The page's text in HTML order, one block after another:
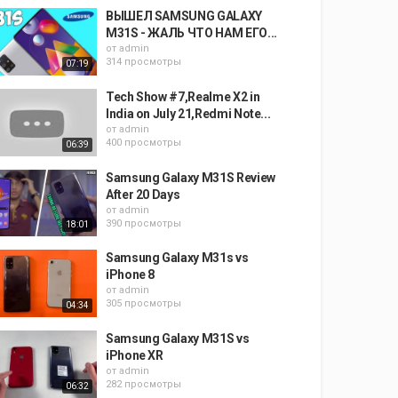
07:19
ВЫШЕЛ SAMSUNG GALAXY
M31S - ЖАЛЬ ЧТО НАМ ЕГО...
от admin
314 просмотры
06:39
Tech Show #7,Realme X2 in
India on July 21,Redmi Note...
от admin
400 просмотры
18:01
Samsung Galaxy M31S Review
After 20 Days
от admin
390 просмотры
04:34
Samsung Galaxy M31s vs
iPhone 8
от admin
305 просмотры
06:32
Samsung Galaxy M31S vs
iPhone XR
от admin
282 просмотры